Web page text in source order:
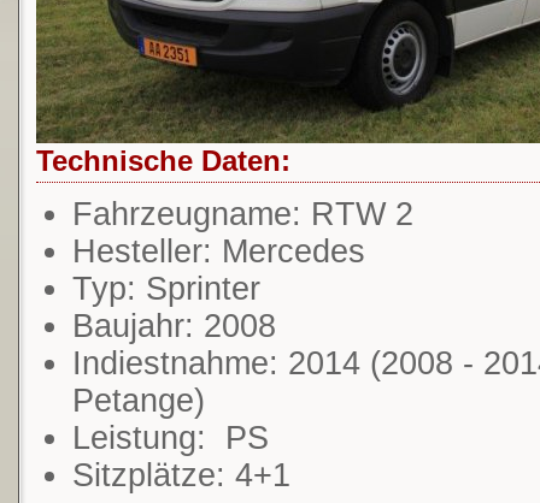
Technische Daten:
Fahrzeugname: RTW 2
Hesteller: Mercedes
Typ: Sprinter
Baujahr: 2008
Indiestnahme: 2014 (2008 -
Petange)
Leistung: PS
Sitzplätze: 4+1